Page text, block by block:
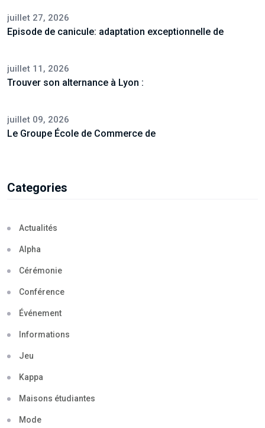
juillet 27, 2026
Episode de canicule: adaptation exceptionnelle de
juillet 11, 2026
Trouver son alternance à Lyon :
juillet 09, 2026
Le Groupe École de Commerce de
Categories
Actualités
Alpha
Cérémonie
Conférence
Événement
Informations
Jeu
Kappa
Maisons étudiantes
Mode